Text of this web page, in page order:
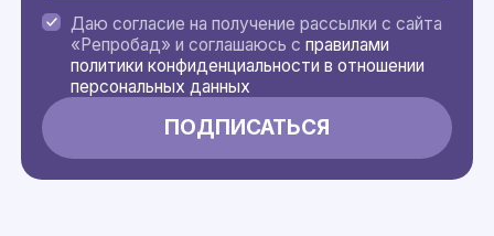
Даю согласие на получение рассылки с сайта
«Репробад» и соглашаюсь справилами
политики конфиденциальности в отношении
персональных данных